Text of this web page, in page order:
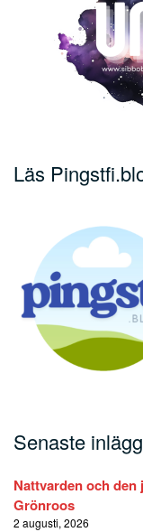
Läs
Senaste inlägg
Nattvarden och
Grönroos
2 augusti, 2026